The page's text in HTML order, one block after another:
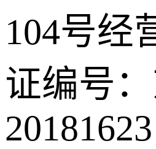
104号经
证编号
20181623